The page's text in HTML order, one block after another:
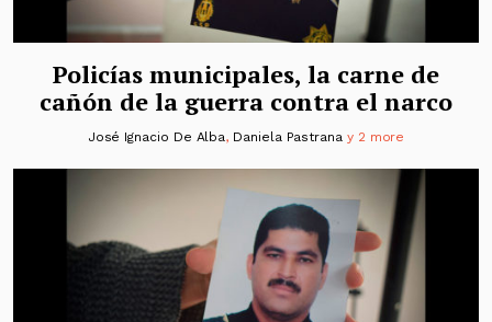
Policías municipales, la carne de
cañón de la guerra contra el narco
José Ignacio De Alba, Daniela Pastranay 2 more